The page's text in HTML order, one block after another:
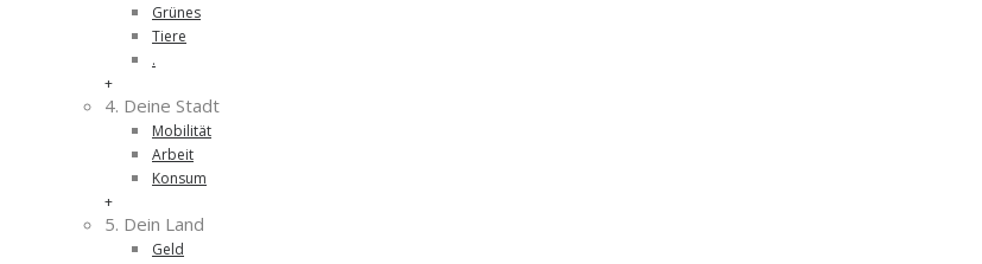
Grünes
Tiere
.
+
4. Deine Stadt
Mobilität
Arbeit
Konsum
+
5. Dein Land
Geld